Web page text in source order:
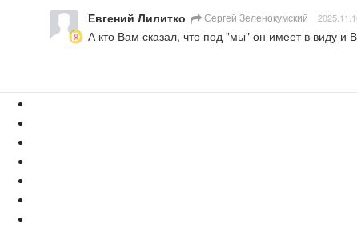
Евгений Лилитко Сергей Зеленокумский
А кто Вам сказал, что под "мы" он имеет в виду и